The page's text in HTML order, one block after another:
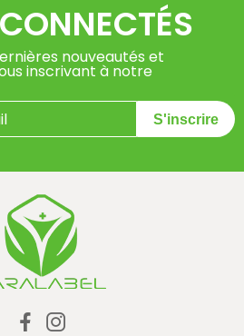
nouveautés et
inscrivant à notre
S'inscrire